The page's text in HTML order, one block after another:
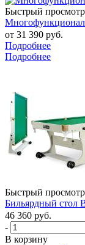
Быстрый просмотр
от 31 390 руб.
Подробнее
Подробнее
Быстрый просмотр
Бильярдный стол
46 360 руб.
-
В корзину